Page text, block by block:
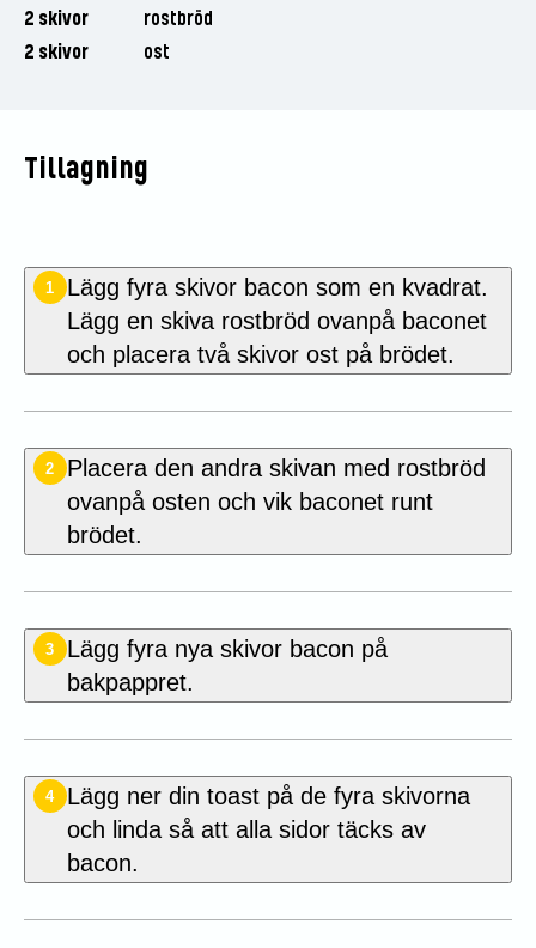
2 skivor
rostbröd
2 skivor
ost
Tillagning
1
Lägg fyra skivor bacon som en kvadrat.
Lägg en skiva rostbröd ovanpå baconet
och placera två skivor ost på brödet.
2
Placera den andra skivan med rostbröd
ovanpå osten och vik baconet runt
brödet.
3
Lägg fyra nya skivor bacon på
bakpappret.
4
Lägg ner din toast på de fyra skivorna
och linda så att alla sidor täcks av
bacon.